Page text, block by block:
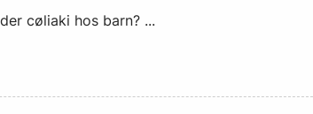
cøliaki hos barn? ...